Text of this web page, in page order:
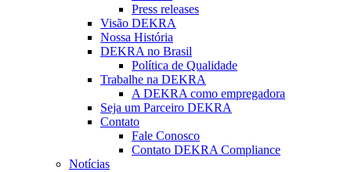
Press releases
Visão DEKRA
Nossa História
DEKRA no Brasil
Política de Qualidade
Trabalhe na DEKRA
A DEKRA como empregadora
Seja um Parceiro DEKRA
Contato
Fale Conosco
Contato DEKRA Compliance
Notícias